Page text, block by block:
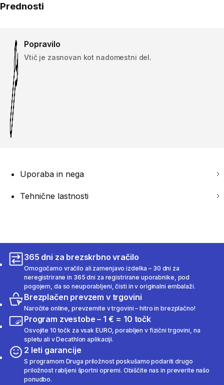
Prednosti
Popravilo
Vtič je zasnovan kot nadomestni del.
Uporaba in nega
Tehnične lastnosti
365 dni za brezskrbno vračilo
Omogočamo vračilo ali zamenjavo izdelka – 30 dni za
neregistrirane in 365 dni za registrirane uporabnike, pod
pogojem, da so neuporabljeni, čisti in v originalni embalaži.
Brezplačen prevzem v trgovini
Naročite online, prevzemite v trgovini – hitro in brezplačno!
Program zvestobe – 1 € = 10 točk
Osvojite 10 točk za vsak EURO, porabljen v fizični trgovini, na
spletu ali v Decathlon aplikaciji.
2 leti garancije
S programom Druga priložnost poskušamo podariti drugo
priložnost rabljeni športni opremi. Obiščite nas in preverite našo
ponudbo.